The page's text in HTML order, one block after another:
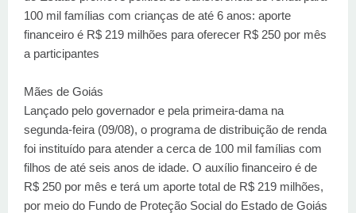
100 mil famílias com crianças de até 6 anos: aporte
financeiro é R$ 219 milhões para oferecer R$ 250 por mês
a participantes
Mães de Goiás
Lançado pelo governador e pela primeira-dama na
segunda-feira (09/08), o programa de distribuição de renda
foi instituído para atender a cerca de 100 mil famílias com
filhos de até seis anos de idade. O auxílio financeiro é de
R$ 250 por mês e terá um aporte total de R$ 219 milhões,
por meio do Fundo de Proteção Social do Estado de Goiás